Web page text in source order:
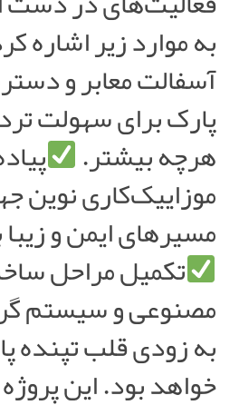
به موارد زیر اشاره
آسفالت معابر و
پارک برای سهولت
هرچه بیشتر.
موزاییک‌کاری نوین
مسیرهای ایمن و زیبا
تکمیل مراحل
مصنوعی و سیستم
به زودی قلب تپنده
خواهد بود. این